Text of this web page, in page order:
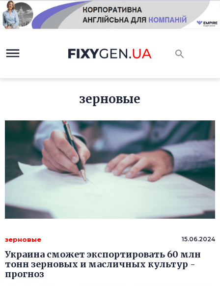
зерновые
зерновые 15.06.2024
Украина сможет экспортировать 60 млн
тонн зерновых и масличных культур -
прогноз